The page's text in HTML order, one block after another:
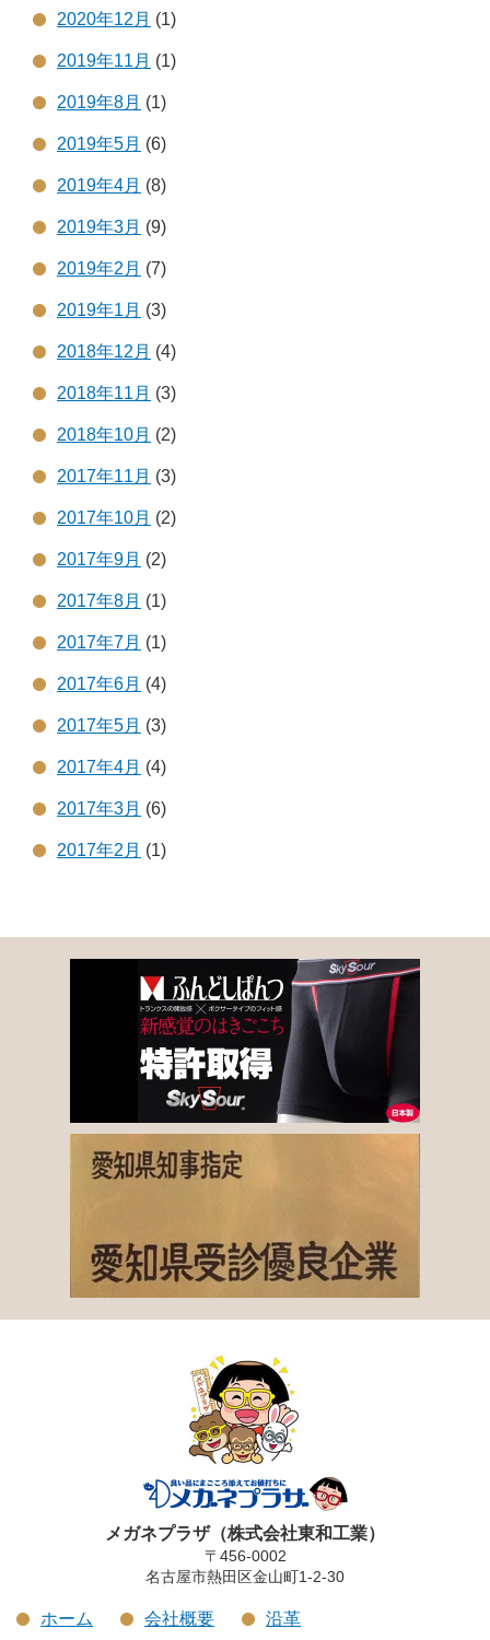
2020年12月 (1)
2019年11月 (1)
2019年8月 (1)
2019年5月 (6)
2019年4月 (8)
2019年3月 (9)
2019年2月 (7)
2019年1月 (3)
2018年12月 (4)
2018年11月 (3)
2018年10月 (2)
2017年11月 (3)
2017年10月 (2)
2017年9月 (2)
2017年8月 (1)
2017年7月 (1)
2017年6月 (4)
2017年5月 (3)
2017年4月 (4)
2017年3月 (6)
2017年2月 (1)
メガネプラザ（株式会社東和工業）
〒456-0002
名古屋市熱田区金山町1-2-30
ホーム 会社概要
沿革